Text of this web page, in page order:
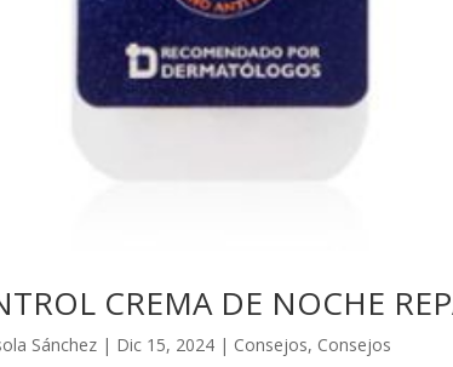
CREMA DE NOCHE
Sánchez | Dic 15, 2024 | Consejos, Consejos